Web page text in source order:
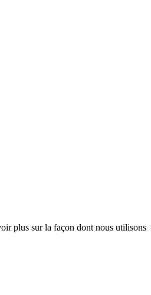
plus sur la façon dont nous utilisons